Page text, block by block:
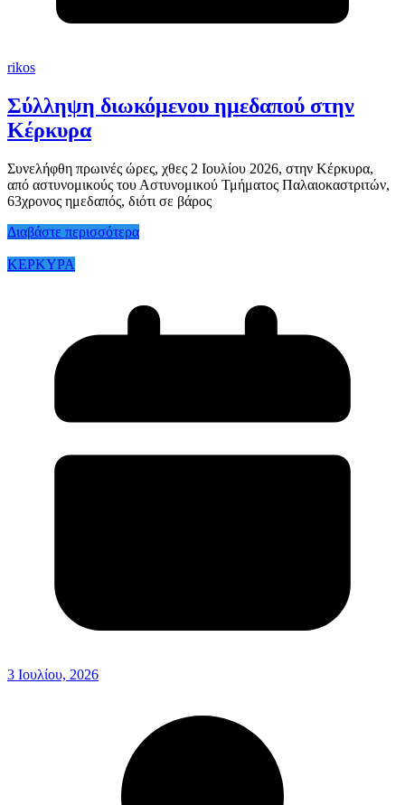
rikos
Σύλληψη διωκόμενου ημεδαπού στην
Κέρκυρα
Συνελήφθη πρωινές ώρες, χθες 2 Ιουλίου 2026, στην Κέρκυρα,
από αστυνομικούς του Αστυνομικού Τμήματος Παλαιοκαστριτών,
63χρονος ημεδαπός, διότι σε βάρος
Διαβάστε περισσότερα
ΚΕΡΚΥΡΑ
3 Ιουλίου, 2026